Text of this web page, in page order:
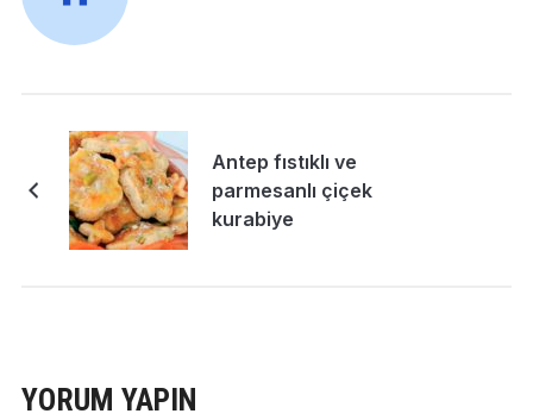
Antep fıstıklı ve
parmesanlı çiçek
kurabiye
YORUM YAPIN